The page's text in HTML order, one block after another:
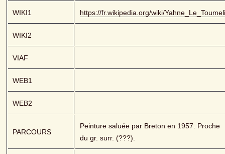
WIKI1 https://fr.wikipedia.org/wiki/
WIKI2
VIAF
WEB1
WEB2
PARCOURS
Peinture saluée par Breton en 1957. Proche
du gr. surr. (???).